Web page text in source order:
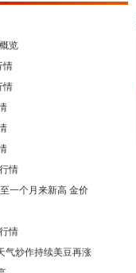
览
情
情
情
一个月来新高 金价
情
气炒作持续美豆再涨